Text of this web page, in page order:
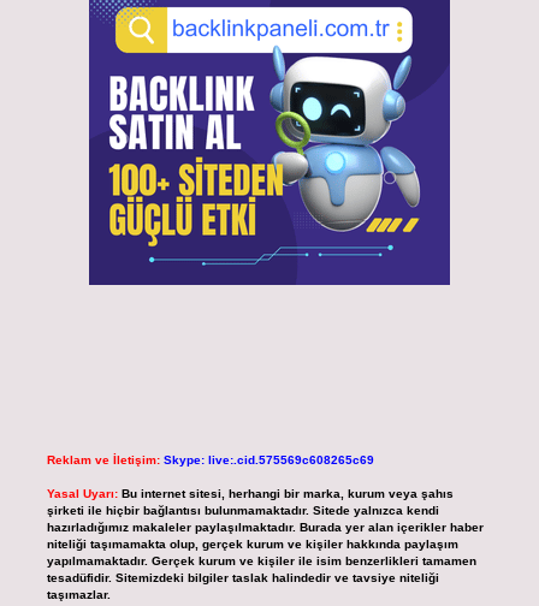
Reklam ve İletişim: Skype: live:.cid.575569c608265c69
Yasal Uyarı: Bu internet sitesi, herhangi bir marka, kurum veya şahıs
şirketi ile hiçbir bağlantısı bulunmamaktadır. Sitede yalnızca kendi
hazırladığımız makaleler paylaşılmaktadır. Burada yer alan içerikler haber
niteliği taşımamakta olup, gerçek kurum ve kişiler hakkında paylaşım
yapılmamaktadır. Gerçek kurum ve kişiler ile isim benzerlikleri tamamen
tesadüfidir. Sitemizdeki bilgiler taslak halindedir ve tavsiye niteliği
taşımazlar.